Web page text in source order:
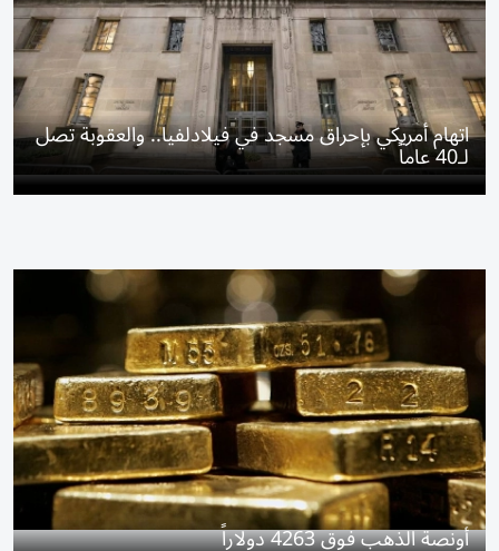
اتهام أمريكي بإحراق مسجد في فيلادلفيا.. والعقوبة تصل
لـ40 عاماً
أونصة الذهب فوق 4263 دولاراً